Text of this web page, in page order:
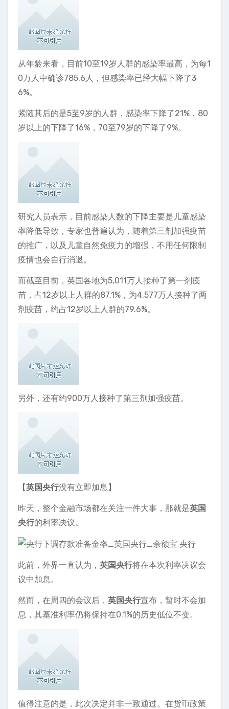
从年龄来看，目前10至19岁人群的感染率最高，为每1
0万人中确诊785.6人，但感染率已经大幅下降了3
6%。
紧随其后的是5至9岁的人群，感染率下降了21%，80
岁以上的下降了16%，70至79岁的下降了9%。
研究人员表示，目前感染人数的下降主要是儿童感染
率降低导致，专家也普遍认为，随着第三剂加强疫苗
的推广，以及儿童自然免疫力的增强，不用任何限制
疫情也会自行消退。
而截至目前，英国各地为5,011万人接种了第一剂疫
苗，占12岁以上人群的87.1%，为4,577万人接种了两
剂疫苗，约占12岁以上人群的79.6%。
另外，还有约900万人接种了第三剂加强疫苗。
【英国央行没有立即加息】
昨天，整个金融市场都在关注一件大事，那就是英国
央行的利率决议。
此前，外界一直认为， 英国央行将在本次利率决议会
议中加息。
然而，在周四的会议后， 英国央行宣布，暂时不会加
息，其基准利率仍将保持在0.1%的历史低位不变。
值得注意的是，此次决定并非一致通过。在货币政策